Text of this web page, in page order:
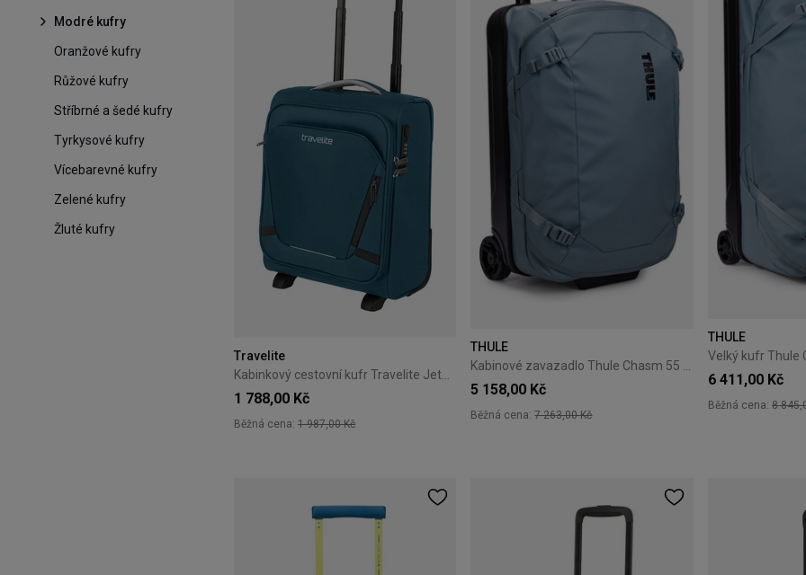
Modré kufry
Oranžové kufry
Růžové kufry
Stříbrné a šedé kufry
Tyrkysové kufry
Vícebarevné kufry
Zelené kufry
Žluté kufry
Travelite
Kabinkový cestovní kufr Travelite Jetpack Easy 40 cm Blue
1 788,00 Kč
Běžná cena: 1 987,00 Kč
THULE
5 158,00 Kč
Běžná cena:7 263,00 Kč
THULE
6 411,00 Kč
Běžná cena: 8